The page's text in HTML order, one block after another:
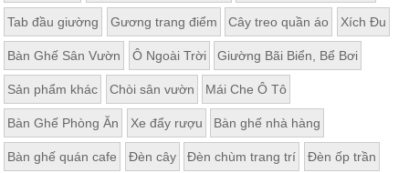
Nội
Thất
Phòng
Ăn
Bàn
ăn,
ghế
ăn,
Tab đầu giường Gương trang điểm Cây treo quần áo Xích Đu
Bàn Ghế Sân Vườn Ô Ngoài Trời Giường Bãi Biển, Bể Bơi
Sản phẩm khác Chòi sân vườn Mái Che Ô Tô
Bàn Ghế Phòng Ăn Xe đẩy rượu Bàn ghế nhà hàng
Bàn ghế quán cafe Đèn cây Đèn chùm trang trí Đèn ốp trần